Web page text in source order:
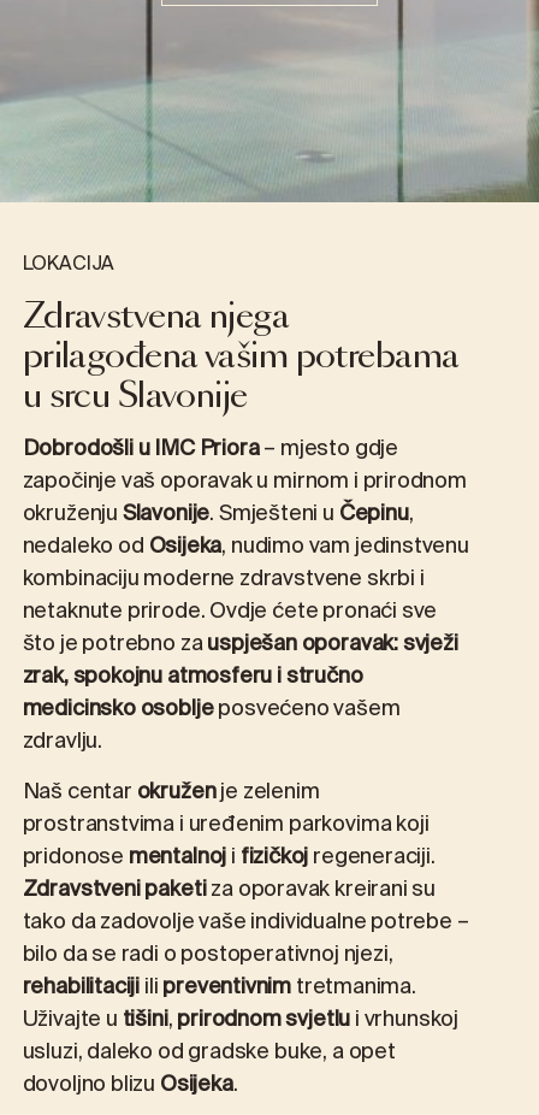
LOKACIJA
Zdravstvena njega
prilagođena vašim potrebama
u srcu Slavonije
Dobrodošli u IMC Priora– mjesto gdje
započinje vaš oporavak u mirnom i prirodnom
okruženjuSlavonije. Smješteni uČepinu,
nedaleko odOsijeka, nudimo vam jedinstvenu
kombinaciju moderne zdravstvene skrbi i
netaknute prirode. Ovdje ćete pronaći sve
što je potrebno zauspješan oporavak:svježi
zrak, spokojnu atmosferu i stručno
medicinsko osobljeposvećeno vašem
zdravlju.
Naš centarokruženje zelenim
prostranstvima i uređenim parkovima koji
pridonosementalnojifizičkojregeneraciji.
Zdravstveni paketiza oporavak kreirani su
tako da zadovolje vaše individualne potrebe –
bilo da se radi o postoperativnoj njezi,
rehabilitacijiilipreventivnimtretmanima.
Uživajte utišini,prirodnom svjetlui vrhunskoj
usluzi, daleko od gradske buke, a opet
dovoljno blizuOsijeka.